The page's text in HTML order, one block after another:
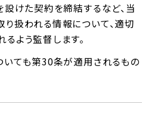
設けた契約を締結するなど、当
扱われる情報について、適切
よう監督します。
いても第30条が適用されるもの